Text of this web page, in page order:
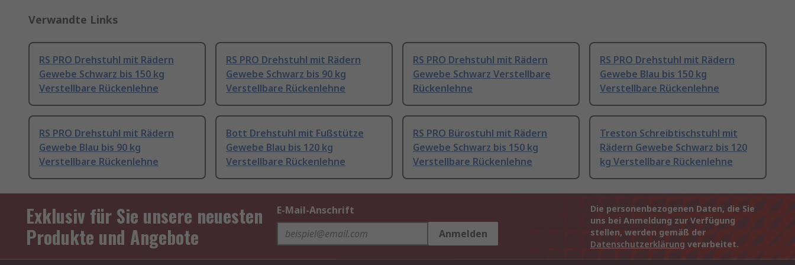
Verwandte Links
RS PRO Drehstuhl mit Rädern
Gewebe Schwarz bis 150 kg
Verstellbare Rückenlehne
RS PRO Drehstuhl mit Rädern
Gewebe Schwarz bis 90 kg
Verstellbare Rückenlehne
RS PRO Drehstuhl mit Rädern
Gewebe Schwarz Verstellbare
Rückenlehne
RS PRO Drehstuhl mit Rädern
Gewebe Blau bis 150 kg
Verstellbare Rückenlehne
RS PRO Drehstuhl mit Rädern
Gewebe Blau bis 90 kg
Verstellbare Rückenlehne
Bott Drehstuhl mit Fußstütze
Gewebe Blau bis 120 kg
Verstellbare Rückenlehne
RS PRO Bürostuhl mit Rädern
Gewebe Schwarz bis 150 kg
Verstellbare Rückenlehne
Treston Schreibtischstuhl mit
Rädern Gewebe Schwarz bis 120
kg Verstellbare Rückenlehne
Exklusiv für Sie unsere neuesten
Produkte und Angebote
E-Mail-Anschrift
Anmelden
Die personenbezogenen Daten, die Sie
uns bei Anmeldung zur Verfügung
stellen, werden gemäß der
Datenschutzerklärung verarbeitet.